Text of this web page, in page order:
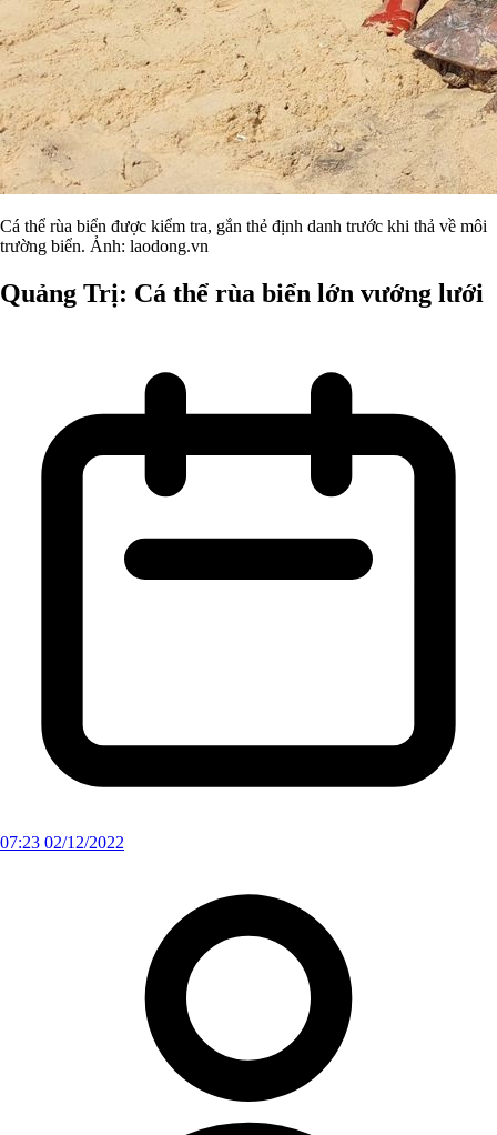
Cá thể rùa biển được kiểm tra, gắn thẻ định danh trước khi thả về môi
trường biển. Ảnh: laodong.vn
Quảng Trị: Cá thể rùa biển lớn vướng lưới
07:23 02/12/2022